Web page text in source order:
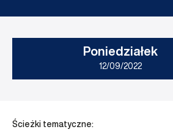
Poniedziałek
12/09/2022
Ścieżki tematyczne: